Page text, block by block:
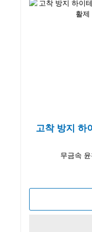
고착 방지 하
무금속